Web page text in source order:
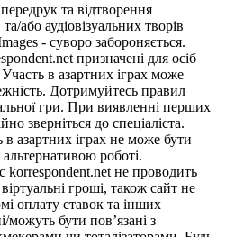
та відтворення
або аудіовізуальних творів
- суворо забороняється.
призначені для осіб
в азартних іграх може
Дотримуйтесь правил
гри. При виявленні перших
зверніться до спеціаліста.
азартних іграх не може бути
роботі.
korrespondent.net не проводить
гроші, також сайт не
оплату ставок та інших
можуть бути пов’язані з